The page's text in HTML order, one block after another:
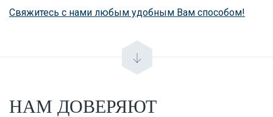
Свяжитесь с нами любым удобным Вам способом!
НАМ ДОВЕРЯЮТ